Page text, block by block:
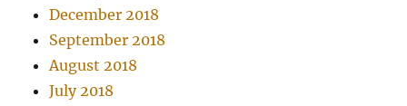
December 2018
September 2018
August 2018
July 2018